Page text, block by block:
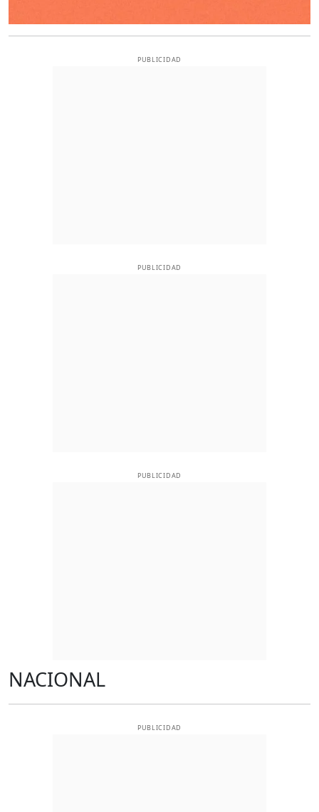
PUBLICIDAD
PUBLICIDAD
PUBLICIDAD
NACIONAL
PUBLICIDAD